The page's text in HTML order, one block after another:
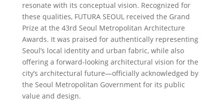
resonate with its conceptual vision. Recognized for
these qualities, FUTURA SEOUL received the Grand
Prize at the 43rd Seoul Metropolitan Architecture
Awards. It was praised for authentically representing
Seoul’s local identity and urban fabric, while also
offering a forward-looking architectural vision for the
city’s architectural future—officially acknowledged by
the Seoul Metropolitan Government for its public
value and design.